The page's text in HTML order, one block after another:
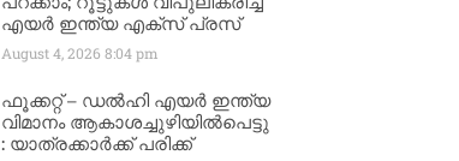
എയർ ഇന്ത്യ എക്സ് പ്രസ്
August 4, 2026 8:04 pm
ഫൂക്കറ്റ് – ഡൽഹി എയര്‍ ഇന്ത്യ
വിമാനം ആകാശച്ചുഴിയില്‍പെട്ടു
: യാത്രക്കാര്‍ക്ക് പരിക്ക്